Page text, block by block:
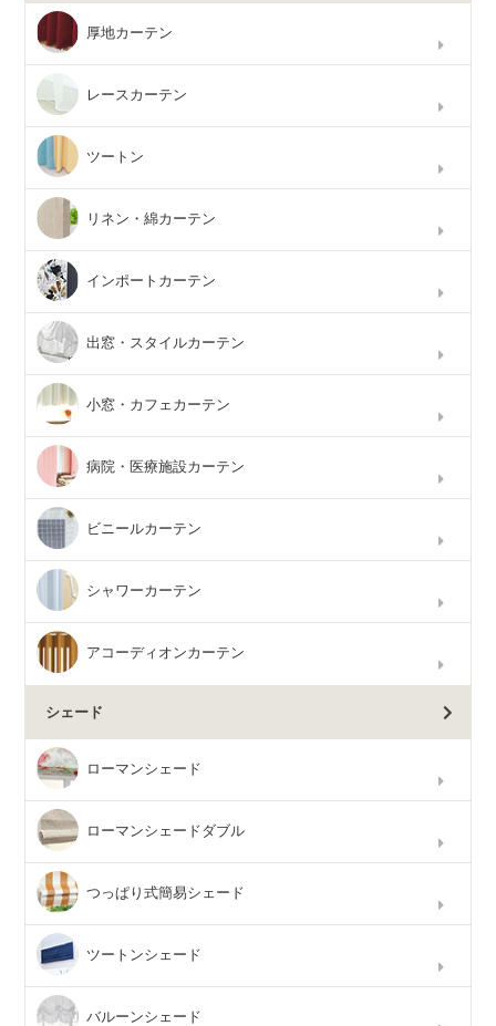
厚地カーテン
レースカーテン
ツートン
リネン・綿カーテン
インポートカーテン
出窓・スタイルカーテン
小窓・カフェカーテン
病院・医療施設カーテン
ビニールカーテン
シャワーカーテン
アコーディオンカーテン
シェード
ローマンシェード
ローマンシェードダブル
つっぱり式簡易シェード
ツートンシェード
バルーンシェード